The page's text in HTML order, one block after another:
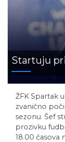
Startuju
ŽFK Spartak
zvanično
sezonu. Šef
prozivku
18.00 časova